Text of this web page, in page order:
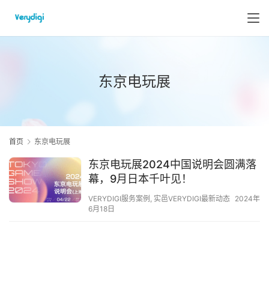
东京电玩展
首页 东京电玩展
东京电玩展2024中国说明会圆满落
幕，9月日本千叶见！
VERYDIGI服务案例 , 实邑VERYDIGI最新动态 2024年
6月18日